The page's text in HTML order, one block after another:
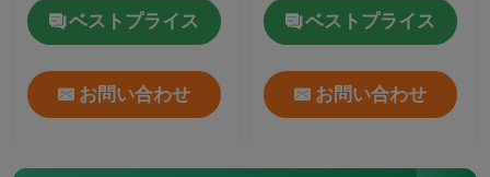
ベストプライス
お問い合わせ
ベストプライス
お問い合わせ